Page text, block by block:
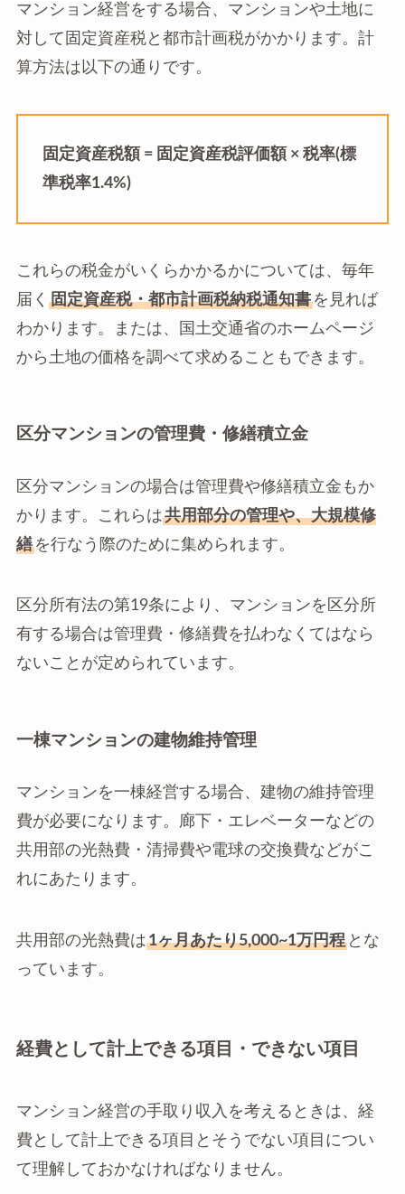
マンション経営をする場合、マンションや土地に
対して固定資産税と都市計画税がかかります。計
算方法は以下の通りです。
固定資産税額 = 固定資産税評価額 × 税率(標
準税率1.4%)
これらの税金がいくらかかるかについては、毎年
届く 固定資産税・都市計画税納税通知書を見れば
わかります。または、国土交通省のホームページ
から土地の価格を調べて求めることもできます。
区分マンションの管理費・修繕積立金
区分マンションの場合は管理費や修繕積立金もか
かります。これらは共用部分の管理や、大規模修
繕を行なう際のために集められます。
区分所有法の第19条により、マンションを区分所
有する場合は管理費・修繕費を払わなくてはなら
ないことが定められています。
一棟マンションの建物維持管理
マンションを一棟経営する場合、建物の維持管理
費が必要になります。廊下・エレベーターなどの
共用部の光熱費・清掃費や電球の交換費などがこ
れにあたります。
共用部の光熱費は1ヶ月あたり5,000~1万円程とな
っています。
経費として計上できる項目・できない項目
マンション経営の手取り収入を考えるときは、経
費として計上できる項目とそうでない項目につい
て理解しておかなければなりません。